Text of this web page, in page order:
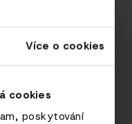
Více o cookies
cookies
poskytování